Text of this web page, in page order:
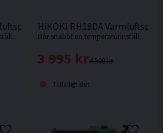
18V HSC
Når snabbt en temperaturinställning på upp till 550°C och högt luftflöde för snabba och krävande applikationer. Levereras utan batteri och laddare.
HiKOKI RH18DA
Når snabbt en temperaturinställning på upp till 550°C och högt luftflöde för snabba och krävande applikationer.
4 500 kr
3 995 kr
Tillfälligt slut